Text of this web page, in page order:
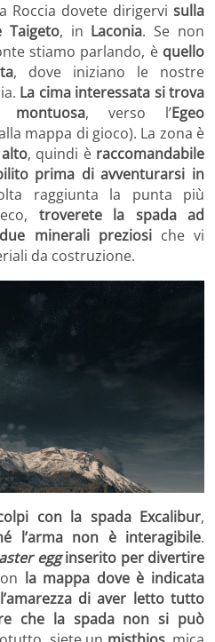
Roccia dovete dirigervi sulla
, in Laconia. Se non
stiamo parlando, è quello
, dove iniziano le nostre
La cima interessata si trova
, verso l’Egeo
mappa di gioco). La zona è
, quindi è raccomandabile
prima di avventurarsi in
raggiunta la punta più
troverete la spada ad
minerali preziosiche vi
da costruzione.
con la spada Excalibur,
l’arma non è interagibile.
egginserito per divertire
la mappa dove è indicata
l’amarezza di aver letto tutto
che la spada non si può